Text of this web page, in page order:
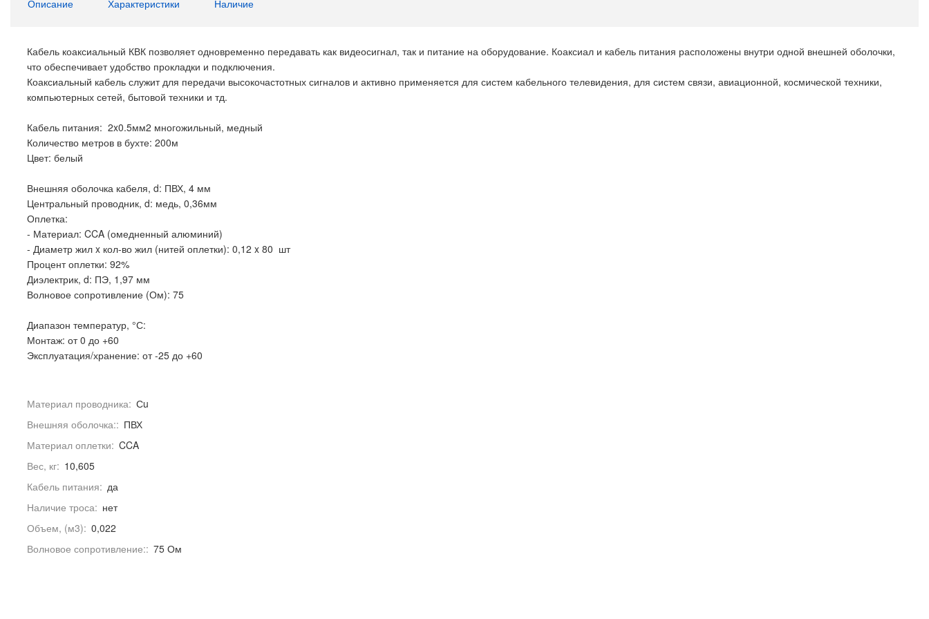
Описание Характеристики Наличие
Кабель коаксиальный КВК позволяет одновременно передавать как видеосигнал, так и питание на оборудование. Коаксиал и кабель питания расположены внутри одной внешней оболочки,
что обеспечивает удобство прокладки и подключения.
Коаксиальный кабель служит для передачи высокочастотных сигналов и активно применяется для систем кабельного телевидения, для систем связи, авиационной, космической техники,
компьютерных сетей, бытовой техники и тд.
Кабель питания: 2x0.5мм2 многожильный, медный
Количество метров в бухте: 200м
Цвет: белый
Внешняя оболочка кабеля, d: ПВХ, 4 мм
Центральный проводник, d: медь, 0,36мм
Оплетка:
- Материал: CCA (омедненный алюминий)
- Диаметр жил x кол-во жил (нитей оплетки): 0,12 x 80 шт
Процент оплетки: 92%
Диэлектрик, d: ПЭ, 1,97 мм
Волновое сопротивление (Ом): 75
Диапазон температур, °С:
Монтаж: от 0 до +60
Эксплуатация/хранение: от -25 до +60
Материал проводника: Сu
Внешняя оболочка:: ПВХ
Материал оплетки: CCA
Вес, кг: 10,605
Кабель питания: да
Наличие троса: нет
Объем, (м3): 0,022
Волновое сопротивление:: 75 Ом